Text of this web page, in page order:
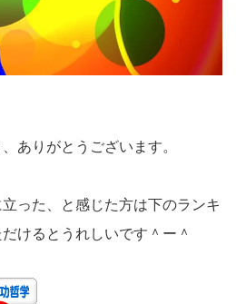
ありがとうございます。
った、と感じた方は下のランキ
けるとうれしいです＾ー＾